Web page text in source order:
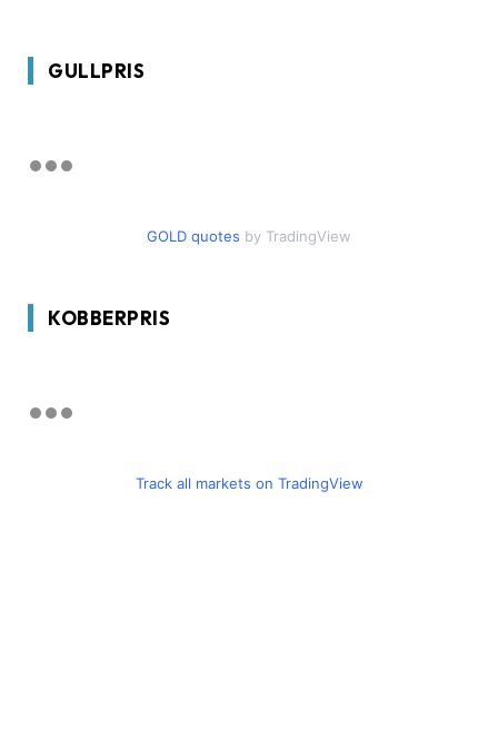
GULLPRIS
GOLD quotes by TradingView
KOBBERPRIS
Track all markets on TradingView